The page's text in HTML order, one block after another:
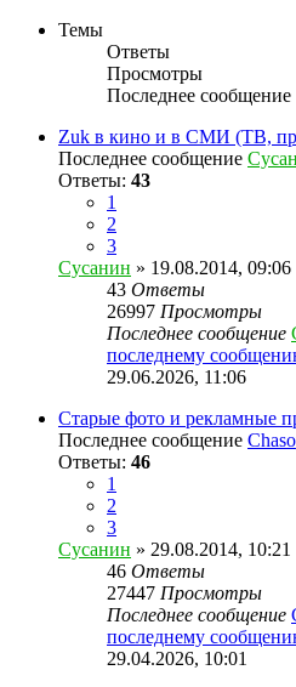
Темы
Ответы
Просмотры
Последнее сообщение
Zuk в кино и в СМИ (ТВ,
Последнее сообщение
Ответы: 43
1
2
3
Сусанин » 19.08.2014, 09:06
43 Ответы
26997 Просмотры
Последнее сообщение
последнему
29.06.2026, 11:06
Старые фото и рекламные
Последнее сообщение
Ответы: 46
1
2
3
Сусанин » 29.08.2014, 10:21
46 Ответы
27447 Просмотры
Последнее сообщение
последнему
29.04.2026, 10:01